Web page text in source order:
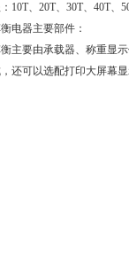
10T、20T、30T、40T、
电器主要部件：
主要由承载器、称重显
还可以选配打印大屏幕